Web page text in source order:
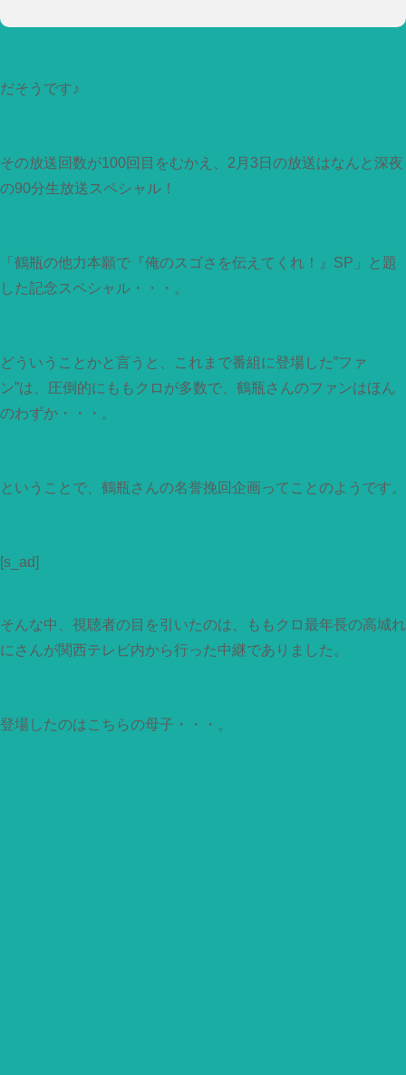
だそうです♪
その放送回数が100回目をむかえ、2月3日の放送はなんと深夜
の90分生放送スペシャル！
「鶴瓶の他力本願で『俺のスゴさを伝えてくれ！』SP」と題
した記念スペシャル・・・。
どういうことかと言うと、これまで番組に登場した”ファ
ン”は、圧倒的にももクロが多数で、鶴瓶さんのファンはほん
のわずか・・・。
ということで、鶴瓶さんの名誉挽回企画ってことのようです。
[s_ad]
そんな中、視聴者の目を引いたのは、ももクロ最年長の高城れ
にさんが関西テレビ内から行った中継でありました。
登場したのはこちらの母子・・・。